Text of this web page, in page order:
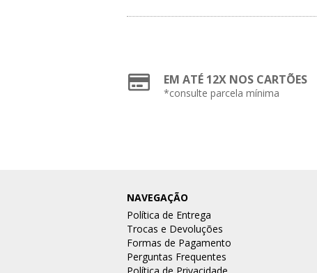
EM ATÉ 12X NOS CARTÕES
*consulte parcela mínima
NAVEGAÇÃO
Política de Entrega
Trocas e Devoluções
Formas de Pagamento
Perguntas Frequentes